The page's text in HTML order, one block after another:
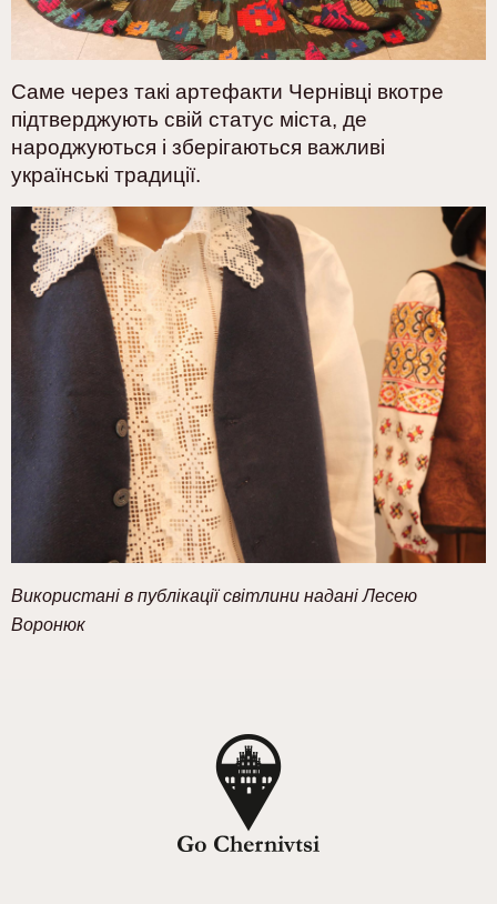
Саме через такі артефакти Чернівці вкотре
підтверджують свій статус міста, де
народжуються і зберігаються важливі
українські традиції.
Використані в публікації світлини надані Лесею
Воронюк